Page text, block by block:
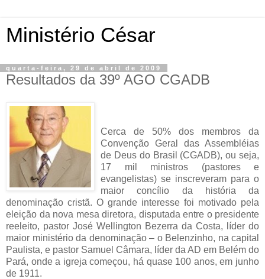
Ministério César
quarta-feira, 29 de abril de 2009
Resultados da 39º AGO CGADB
Cerca de 50% dos membros da
Convenção Geral das Assembléias
de Deus do Brasil (CGADB), ou seja,
17 mil ministros (pastores e
evangelistas) se inscreveram para o
maior concílio da história da
denominação cristã. O grande interesse foi motivado pela
eleição da nova mesa diretora, disputada entre o presidente
reeleito, pastor José Wellington Bezerra da Costa, líder do
maior ministério da denominação – o Belenzinho, na capital
Paulista, e pastor Samuel Câmara, líder da AD em Belém do
Pará, onde a igreja começou, há quase 100 anos, em junho
de 1911.